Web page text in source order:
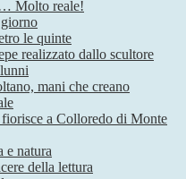
Molto reale!
le quinte
realizzato dallo scultore
mani che creano
a Colloredo di Monte
e natura
della lettura